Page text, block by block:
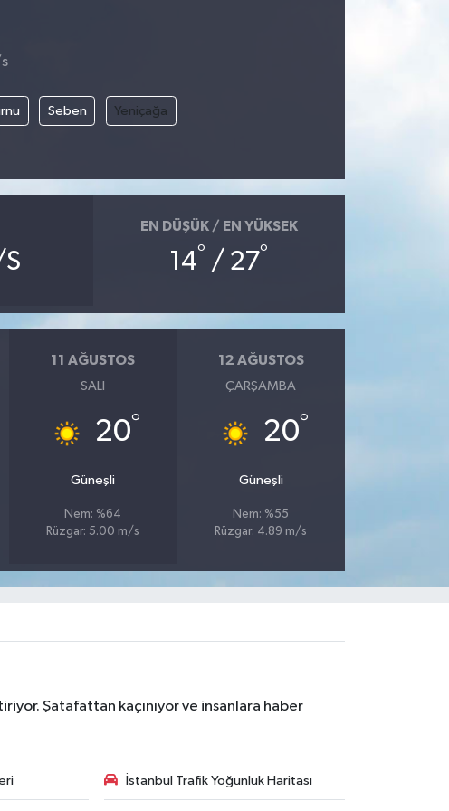
Seben Yeniçağa
EN DÜŞÜK / EN YÜKSEK
14° / 27°
11 AĞUSTOS
SALI
20°
Güneşli
Nem: %64
Rüzgar: 5.00 m/s
12 AĞUSTOS
ÇARŞAMBA
20°
Güneşli
Nem: %55
Rüzgar: 4.89 m/s
Şatafattan kaçınıyor ve insanlara haber
İstanbul Trafik Yoğunluk Haritası